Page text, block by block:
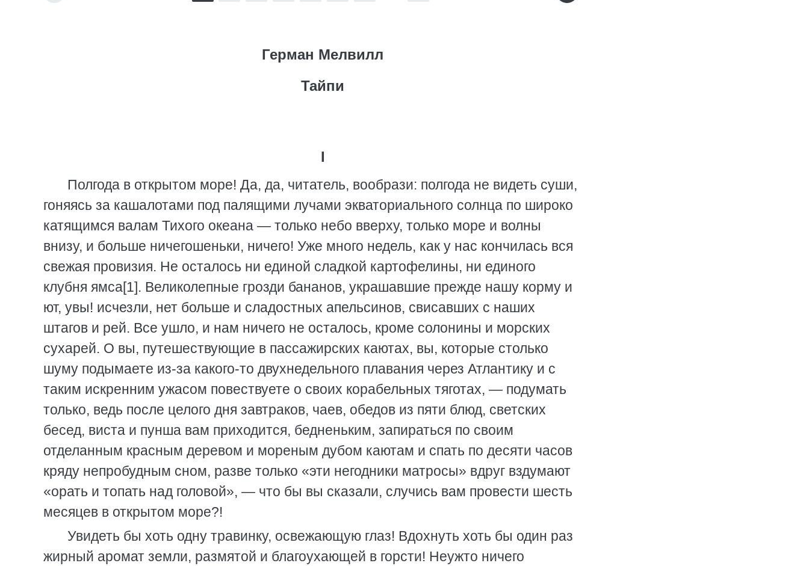
Герман Мелвилл
Тайпи
I
Полгода в открытом море! Да, да, читатель, вообрази: полгода не видеть суши,
гоняясь за кашалотами под палящими лучами экваториального солнца по широко
катящимся валам Тихого океана — только небо вверху, только море и волны
внизу, и больше ничегошеньки, ничего! Уже много недель, как у нас кончилась вся
свежая провизия. Не осталось ни единой сладкой картофелины, ни единого
клубня ямса[1]. Великолепные грозди бананов, украшавшие прежде нашу корму и
ют, увы! исчезли, нет больше и сладостных апельсинов, свисавших с наших
штагов и рей. Все ушло, и нам ничего не осталось, кроме солонины и морских
сухарей. О вы, путешествующие в пассажирских каютах, вы, которые столько
шуму подымаете из-за какого-то двухнедельного плавания через Атлантику и с
таким искренним ужасом повествуете о своих корабельных тяготах, — подумать
только, ведь после целого дня завтраков, чаев, обедов из пяти блюд, светских
бесед, виста и пунша вам приходится, бедненьким, запираться по своим
отделанным красным деревом и мореным дубом каютам и спать по десяти часов
кряду непробудным сном, разве только «эти негодники матросы» вдруг вздумают
«орать и топать над головой», — что бы вы сказали, случись вам провести шесть
месяцев в открытом море?!
Увидеть бы хоть одну травинку, освежающую глаз! Вдохнуть хоть бы один раз
жирный аромат земли, размятой и благоухающей в горсти! Неужто ничего